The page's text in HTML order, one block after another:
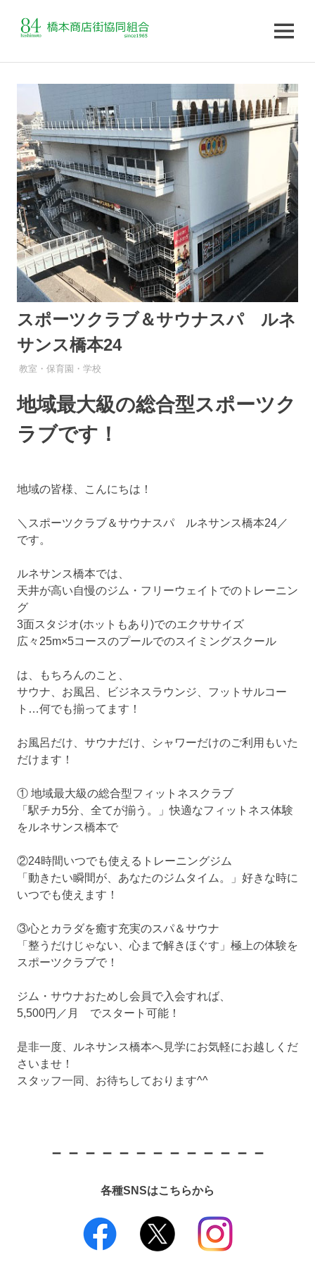
MENU
スポーツクラブ＆サウナスパ ルネ
サンス橋本24
教室・保育園・学校
地域最大級の総合型スポーツク
ラブです！
地域の皆様、こんにちは！
＼スポーツクラブ＆サウナスパ ルネサンス橋本24／
です。
ルネサンス橋本では、
天井が高い自慢のジム・フリーウェイトでのトレーニン
グ
3面スタジオ(ホットもあり)でのエクササイズ
広々25m×5コースのプールでのスイミングスクール
は、もちろんのこと、
サウナ、お風呂、ビジネスラウンジ、フットサルコー
ト…何でも揃ってます！
お風呂だけ、サウナだけ、シャワーだけのご利用もいた
だけます！
① 地域最大級の総合型フィットネスクラブ
「駅チカ5分、全てが揃う。」快適なフィットネス体験
をルネサンス橋本で
②24時間いつでも使えるトレーニングジム
「動きたい瞬間が、あなたのジムタイム。」好きな時に
いつでも使えます！
③心とカラダを癒す充実のスパ＆サウナ
「整うだけじゃない、心まで解きほぐす」極上の体験を
スポーツクラブで！
ジム・サウナおためし会員で入会すれば、
5,500円／月 でスタート可能！
是非一度、ルネサンス橋本へ見学にお気軽にお越しくだ
さいませ！
スタッフ一同、お待ちしております^^
－－－－－－－－－－－－－
各種SNSはこちらから